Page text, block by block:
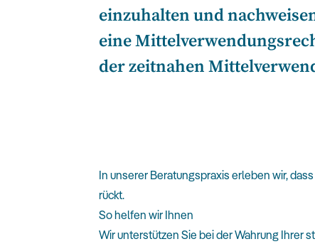
einzuhalten und
eine
der zeitnahen
In unserer Beratungspraxis erleben wir,
rückt.
So helfen wir Ihnen
Wir unterstützen Sie bei der Wahrung Ihrer